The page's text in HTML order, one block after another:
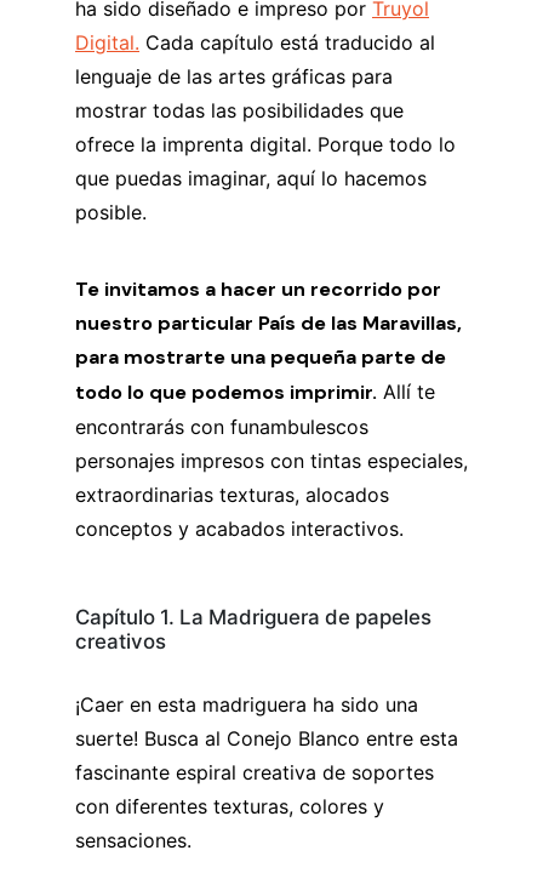
ha sido diseñado e impreso por Truyol
Digital. Cada capítulo está traducido al
lenguaje de las artes gráficas para
mostrar todas las posibilidades que
ofrece la imprenta digital. Porque todo lo
que puedas imaginar, aquí lo hacemos
posible.
Te invitamos a hacer un recorrido por
nuestro particular País de las Maravillas,
para mostrarte una pequeña parte de
todo lo que podemos imprimir. Allí te
encontrarás con funambulescos
personajes impresos con tintas especiales,
extraordinarias texturas, alocados
conceptos y acabados interactivos.
Capítulo 1. La Madriguera de papeles
creativos
¡Caer en esta madriguera ha sido una
suerte! Busca al Conejo Blanco entre esta
fascinante espiral creativa de soportes
con diferentes texturas, colores y
sensaciones.